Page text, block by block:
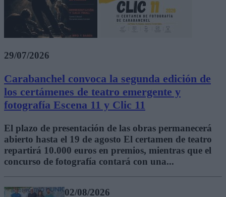
29/07/2026
Carabanchel convoca la segunda edición de
los certámenes de teatro emergente y
fotografía Escena 11 y Clic 11
El plazo de presentación de las obras permanecerá
abierto hasta el 19 de agosto El certamen de teatro
repartirá 10.000 euros en premios, mientras que el
concurso de fotografía contará con una...
02/08/2026